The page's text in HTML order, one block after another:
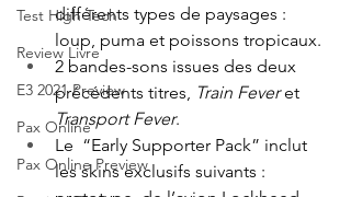
Test High Tech
Review Livre
E3 2021 Preview
Pax Online
Pax Online Preview
différents types de paysages :
loup, puma et poissons tropicaux.
2 bandes-sons issues des deux
précédents titres, Train Fever et
Transport Fever.
Le  “Early Supporter Pack” inclut
les skins exclusifs suivants :